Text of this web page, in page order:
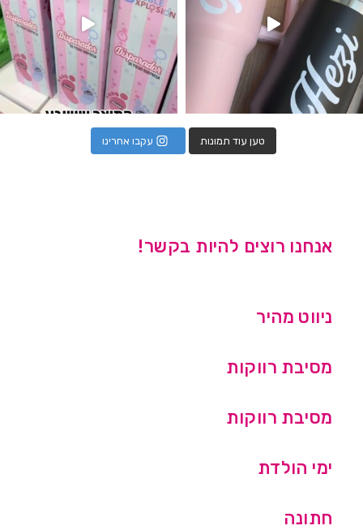
טען עוד תמונות עקבו אחרינו
אנחנו רוצים להיות בקשר!
ניווט מהיר
מסיבת רווקות
מסיבת רווקות
ימי הולדת
חתונה